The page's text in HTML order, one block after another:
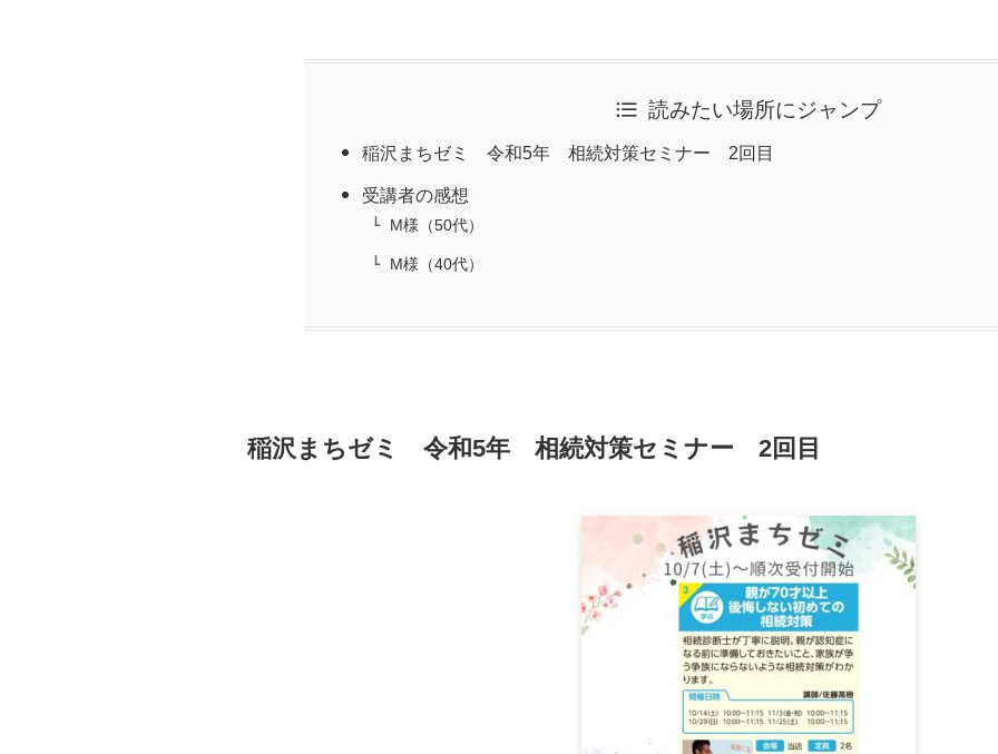
読みたい場所にジャンプ
稲沢まちゼミ 令和5年 相続対策セミナー 2回目
受講者の感想
M様（50代）
M様（40代）
稲沢まちゼミ 令和5年 相続対策セミナー 2回目